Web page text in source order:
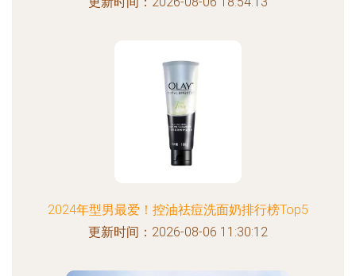
2024年型男最爱！控油祛痘洗面奶排行榜Top5
更新时间：2026-08-06 11:30:12